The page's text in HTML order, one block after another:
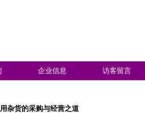
企业信息 访客留言
杂货的采购与经营之道